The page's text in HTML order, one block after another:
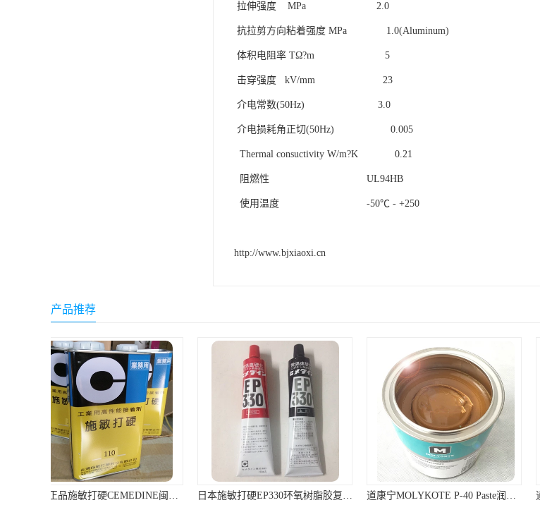
拉伸强度 MPa 2.0
抗拉剪方向粘着强度 MPa 1.0(Aluminum)
体积电阻率 TΩ?m 5
击穿强度 kV/mm 23
介电常数(50Hz) 3.0
介电损耗角正切(50Hz) 0.005
Thermal consuctivity W/m?K 0.21
阻燃性 UL94HB
使用温度 -50℃ - +250
http://www.bjxiaoxi.cn
产品推荐
日本施敏打硬EP330环氧树脂胶复合材料黏胶玻璃钢粘结320ML/组 道康宁MOLYKOTE P-40 Paste润滑脂棕色不含金属滑动轴承润滑油膏